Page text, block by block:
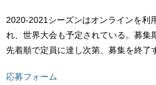
2020-2021シーズンはオンラインを利
れ、世界大会も予定されている。募集
先着順で定員に達し次第、募集を終了
応募フォーム